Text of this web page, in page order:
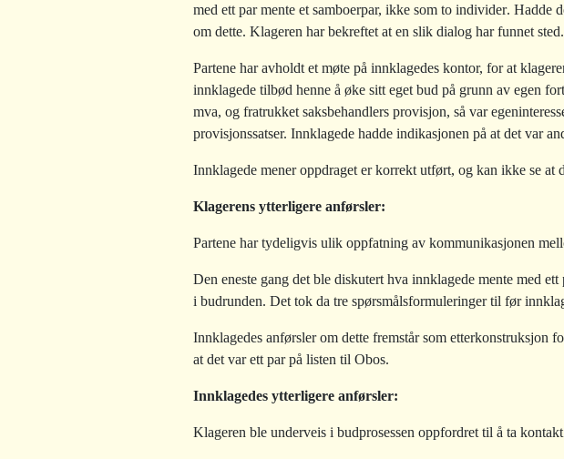
med ett par mente et samboerpar, ikke som to individer.
om dette. Klageren har bekreftet at en slik dialog har funnet sted.
Partene har avholdt et møte på innklagedes kontor, for at
innklagede tilbød henne å øke sitt eget bud på grunn av egen
mva, og fratrukket saksbehandlers provisjon, så var
provisjonssatser. Innklagede hadde indikasjonen på at det var
Innklagede mener oppdraget er korrekt utført, og kan ikke se at
Klagerens ytterligere anførsler:
Partene har tydeligvis ulik oppfatning av kommunikasjonen
Den eneste gang det ble diskutert hva innklagede mente med
i budrunden. Det tok da tre spørsmålsformuleringer til før
Innklagedes anførsler om dette fremstår som etterkonstruksjon
at det var ett par på listen til Obos.
Innklagedes ytterligere anførsler:
Klageren ble underveis i budprosessen oppfordret til å ta